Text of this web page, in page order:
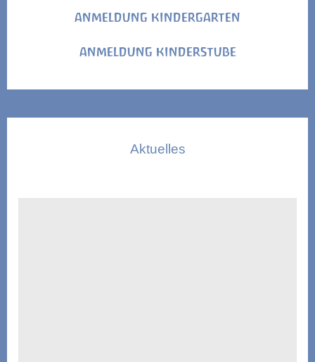
ANMELDUNG KINDERGARTEN
ANMELDUNG KINDERSTUBE
Aktuelles